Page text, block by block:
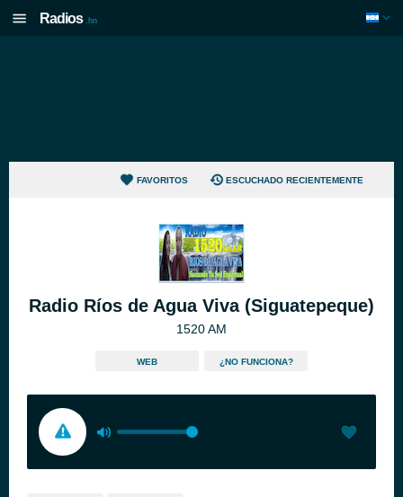
Radios .hn
FAVORITOS ESCUCHADO RECIENTEMENTE
Radio Ríos de Agua Viva (Siguatepeque)
1520 AM
WEB ¿NO FUNCIONA?